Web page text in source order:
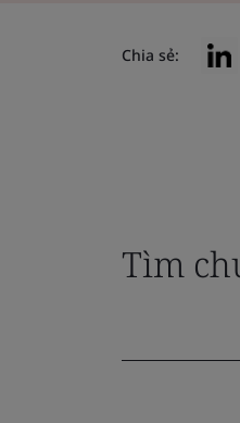
Chia sẻ:
Tìm